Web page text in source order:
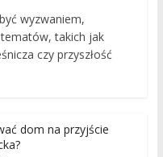
wyzwaniem,
takich jak
czy przyszłość
dom na przyjście